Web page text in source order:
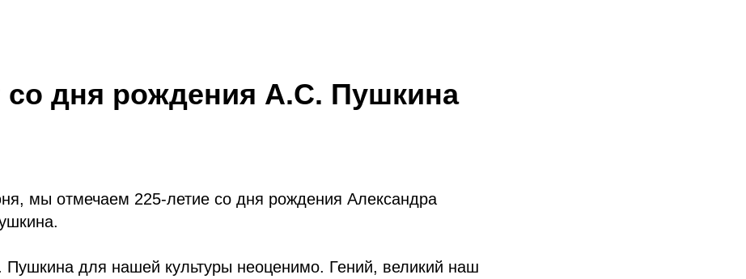
со дня рождения А.С. Пушкина
мы отмечаем 225-летие со дня рождения Александра
для нашей культуры неоценимо. Гений, великий наш